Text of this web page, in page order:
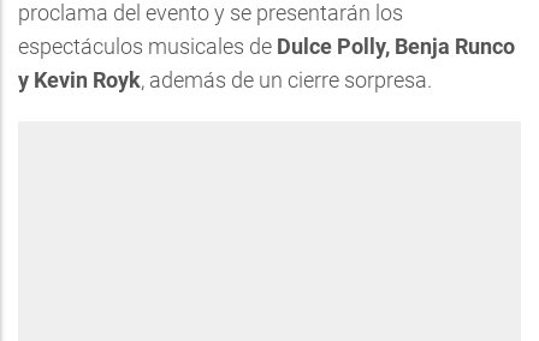
proclama del evento y se presentarán los
espectáculos musicales de Dulce Polly, Benja Runco
y Kevin Royk, además de un cierre sorpresa.